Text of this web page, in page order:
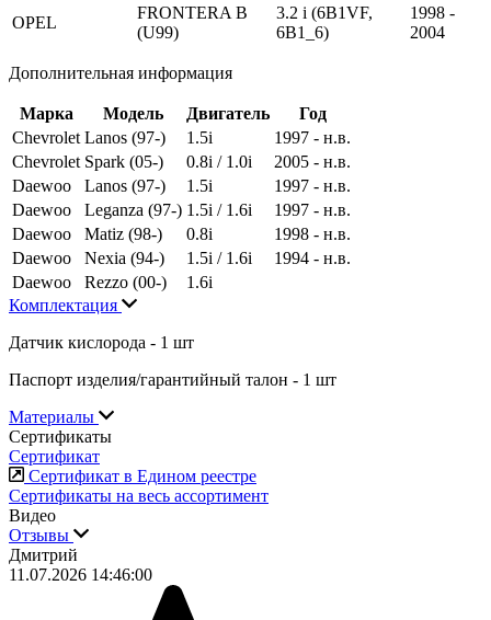
OPEL
FRONTERA B
(U99)
3.2 i (6B1VF,
6B1_6)
1998 -
2004
Дополнительная информация
Марка Модель Двигатель
Год
Chevrolet Lanos (97-) 1.5i
1997 - н.в.
Chevrolet Spark (05-) 0.8i / 1.0i
2005 - н.в.
Daewoo
Lanos (97-) 1.5i
1997 - н.в.
Daewoo
Leganza (97-) 1.5i / 1.6i
1997 - н.в.
Daewoo
Matiz (98-) 0.8i
1998 - н.в.
Daewoo
Nexia (94-) 1.5i / 1.6i
1994 - н.в.
Daewoo
Rezzo (00-)
1.6i
Комплектация
Датчик кислорода - 1 шт
Паспорт изделия/гарантийный талон - 1 шт
Материалы
Сертификаты
Сертификат
Сертификат в Едином реестре
Сертификаты на весь ассортимент
Видео
Отзывы
Дмитрий
11.07.2026 14:46:00